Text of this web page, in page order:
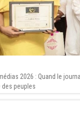
2026 : Quand le
des peuples